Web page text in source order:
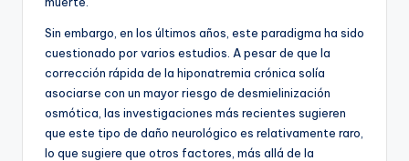
Sin embargo, en los últimos años, este paradigma ha sido
cuestionado por varios estudios. A pesar de que la
corrección rápida de la hiponatremia crónica solía
asociarse con un mayor riesgo de desmielinización
osmótica, las investigaciones más recientes sugieren
que este tipo de daño neurológico es relativamente raro,
lo que sugiere que otros factores, más allá de la